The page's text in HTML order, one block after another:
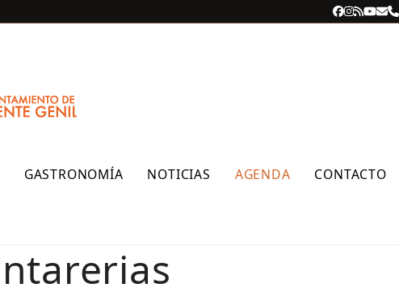
Facebook
RSS
GASTRONOMÍA NOTICIAS AGENDA CONTACTO